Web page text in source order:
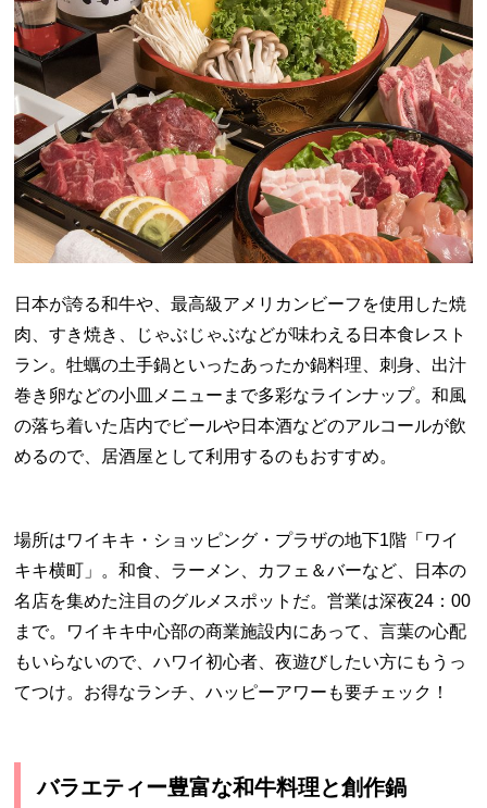
日本が誇る和牛や、最高級アメリカンビーフを使用した焼
肉、すき焼き、じゃぶじゃぶなどが味わえる日本食レスト
ラン。牡蠣の土手鍋といったあったか鍋料理、刺身、出汁
巻き卵などの小皿メニューまで多彩なラインナップ。和風
の落ち着いた店内でビールや日本酒などのアルコールが飲
めるので、居酒屋として利用するのもおすすめ。
場所はワイキキ・ショッピング・プラザの地下1階「ワイ
キキ横町」。和食、ラーメン、カフェ＆バーなど、日本の
名店を集めた注目のグルメスポットだ。営業は深夜24：00
まで。ワイキキ中心部の商業施設内にあって、言葉の心配
もいらないので、ハワイ初心者、夜遊びしたい方にもうっ
てつけ。お得なランチ、ハッピーアワーも要チェック！
バラエティー豊富な和牛料理と創作鍋